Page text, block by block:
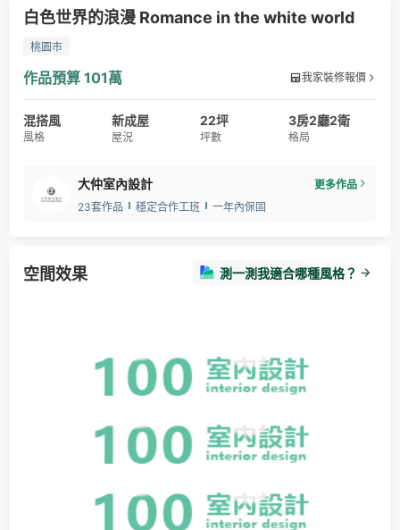
白色世界的浪漫 Romance in the white world
桃園市
作品預算 101萬 我家裝修報價
混搭風
風格
新成屋
屋況
22坪
坪數
3房2廳2衛
格局
大仲室內設計
更多作品
23套作品
穩定合作工班 一年內保固
空間效果 測一測我適合哪種風格？